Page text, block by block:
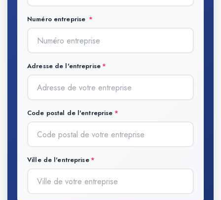
Numéro entreprise
Adresse de l'entreprise
Code postal de l'entreprise
Ville de l'entreprise